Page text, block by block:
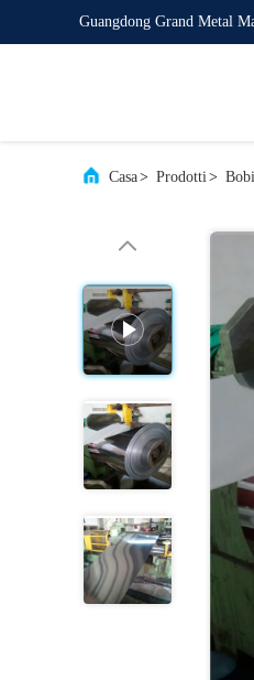
Guangdong Grand Metal
Casa> Prodotti>